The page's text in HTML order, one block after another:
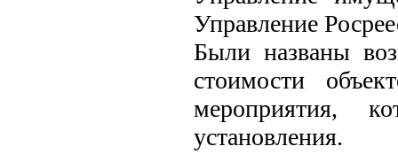
Управление
Были названы
стоимости
мероприятия,
установления.